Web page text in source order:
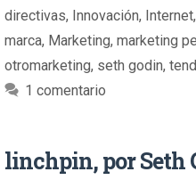
directivas, Innovación, Internet,
marca, Marketing, marketing
otromarketing, seth godin,
1 comentario
linchpin, por Seth